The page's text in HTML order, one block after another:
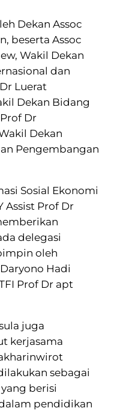
Dekan Assoc
beserta Assoc
Wakil Dekan
dan
Luerat
Dekan Bidang
Dr
Dekan
Pengembangan
Sosial Ekonomi
Assist Prof Dr
delegasi
oleh
Hadi
Prof Dr apt
juga
kerjasama
sebagai
berisi
pendidikan